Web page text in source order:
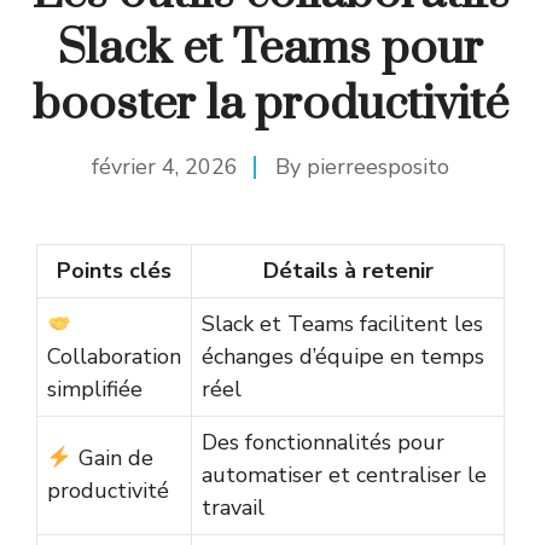
Slack et Teams pour
booster la productivité
février 4, 2026 By pierreesposito
Points clés Détails à retenir
Collaboration
simplifiée
Slack et Teams facilitent les
échanges d’équipe en temps
réel
Gain de
productivité
Des fonctionnalités pour
automatiser et centraliser le
travail